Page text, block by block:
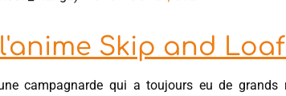
Skip and
campagnarde qui a toujours eu de